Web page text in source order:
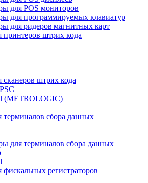
для POS мониторов
для программируемых клавиатур
для ридеров магнитных карт
принтеров штрих кода
сканеров штрих кода
(METROLOGIC)
терминалов сбора данных
для терминалов сбора данных
фискальных регистраторов